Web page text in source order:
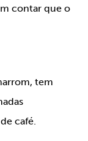
contar que o
tem
café.